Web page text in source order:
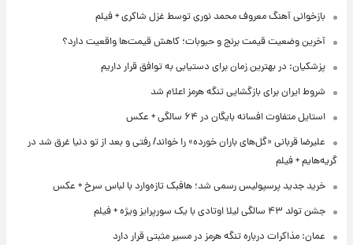
بازخوانی آهنگ معروف محمد نوری توسط غزل شاکری + فیلم
آخرین وضعیت قیمت برنج و حبوبات؛ کاهش قیمت‌ها واقعیت دارد؟
پزشکیان: در بهترین زمان برای دستیابی به توافق قرار داریم
شروط ایران برای بازگشایی تنگه هرمز اعلام شد
استایل متفاوت افسانه بایگان در ۶۴ سالگی + عکس
علیرضا قربانی «گل‌های باران خورده» را خواند/ رفتی و بعد از تو دنیا غرق شد در
گریه‌هایم + فیلم
خرید جدید پرسپولیس رسمی شد؛ هافبک تازه‌وارد با لباس سرخ + عکس
جشن تولد ۴۳ سالگی لیلا اوتادی با یک سورپرایز ویژه + فیلم
عمان: مذاکرات درباره تنگه هرمز در مسیر مثبتی قرار دارد